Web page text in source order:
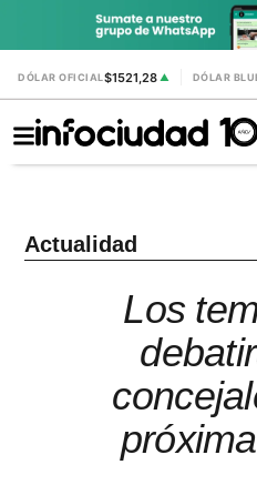
DÓLAR OFICIAL$1521,28 ▲ DÓLAR
Actualidad
Los